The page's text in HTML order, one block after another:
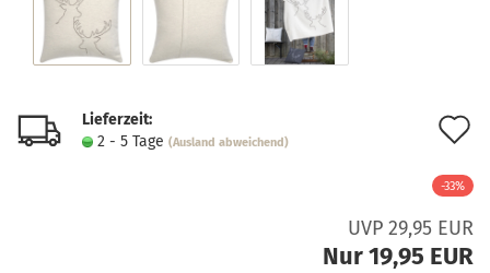
Lieferzeit:
2 - 5 Tage (Ausland abweichend)
-33%
UVP 29,95 EUR
Nur 19,95 EUR